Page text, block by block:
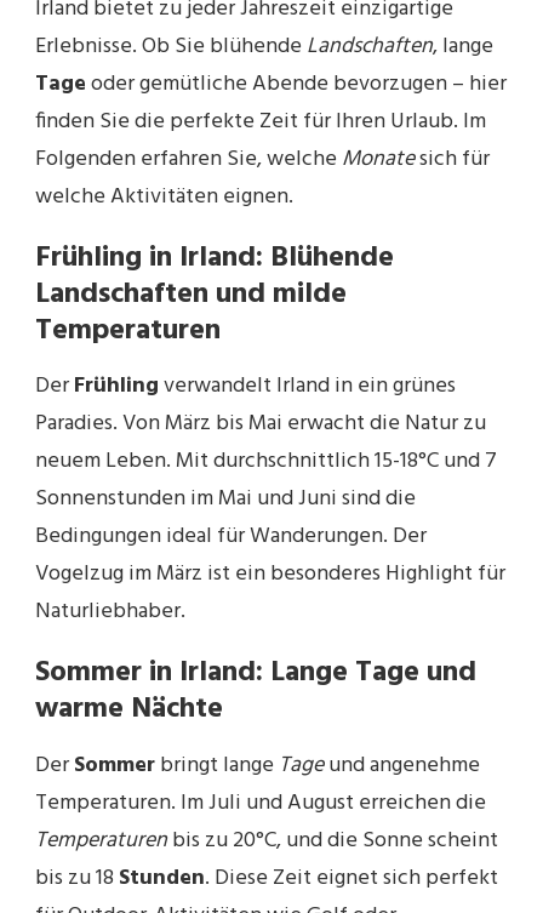
Irland bietet zu jeder Jahreszeit einzigartige
Erlebnisse. Ob Sie blühende Landschaften, lange
Tageoder gemütliche Abende bevorzugen – hier
finden Sie die perfekte Zeit für Ihren Urlaub. Im
Folgenden erfahren Sie, welche Monatesich für
welche Aktivitäten eignen.
Frühling in Irland: Blühende
Landschaften und milde
Temperaturen
DerFrühlingverwandelt Irland in ein grünes
Paradies. Von März bis Mai erwacht die Natur zu
neuem Leben. Mit durchschnittlich 15-18°C und 7
Sonnenstunden im Mai und Juni sind die
Bedingungen ideal für Wanderungen. Der
Vogelzug im März ist ein besonderes Highlight für
Naturliebhaber.
Sommer in Irland: Lange Tage und
warme Nächte
DerSommerbringt lange Tageund angenehme
Temperaturen. Im Juli und August erreichen die
Temperaturenbis zu 20°C, und die Sonne scheint
bis zu 18 Stunden. Diese Zeit eignet sich perfekt